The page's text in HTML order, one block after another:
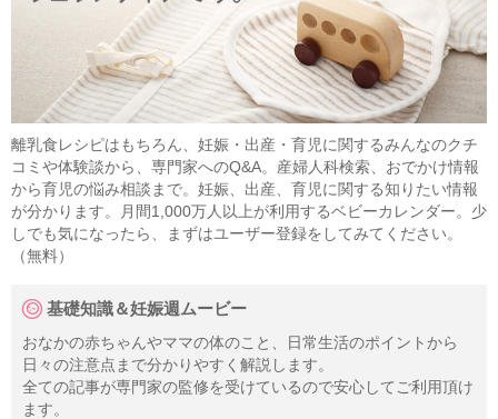
離乳食レシピはもちろん、妊娠・出産・育児に関するみんなのクチ
コミや体験談から、専門家へのQ&A。産婦人科検索、おでかけ情報
から育児の悩み相談まで。妊娠、出産、育児に関する知りたい情報
が分かります。月間1,000万人以上が利用するベビーカレンダー。少
しでも気になったら、まずはユーザー登録をしてみてください。
（無料）
基礎知識＆妊娠週ムービー
おなかの赤ちゃんやママの体のこと、日常生活のポイントから
日々の注意点まで分かりやすく解説します。
全ての記事が専門家の監修を受けているので安心してご利用頂け
ます。